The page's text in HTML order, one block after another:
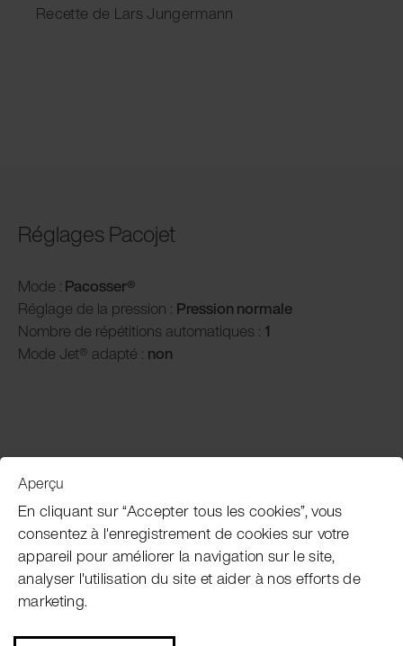
Recette de Lars Jungermann
Réglages Pacojet
Mode : Pacosser®
Réglage de la pression : Pression normale
Nombre de répétitions automatiques : 1
Mode Jet® adapté : non
Service clientèle
Subscribe Pacojet Newsletter
Would you like to be regularly updated on news, event
Aperçu
En cliquant sur “Accepter tous les cookies”, vous
consentez à l'enregistrement de cookies sur votre
appareil pour améliorer la navigation sur le site,
analyser l'utilisation du site et aider à nos efforts de
marketing.